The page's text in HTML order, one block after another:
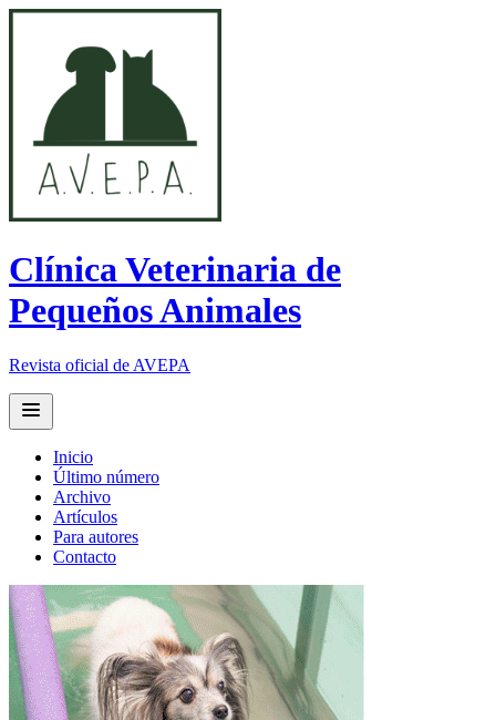
Clínica Veterinaria de
Pequeños Animales
Revista oficial de AVEPA
Open main menu
Inicio
Último número
Archivo
Artículos
Para autores
Contacto